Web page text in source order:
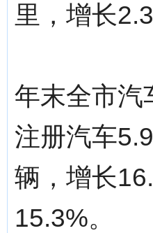
里，增长
年末全市汽
注册汽车
辆，增长
15.3%。